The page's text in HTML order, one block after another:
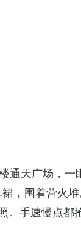
天广场，
，围着营火
手速慢点都